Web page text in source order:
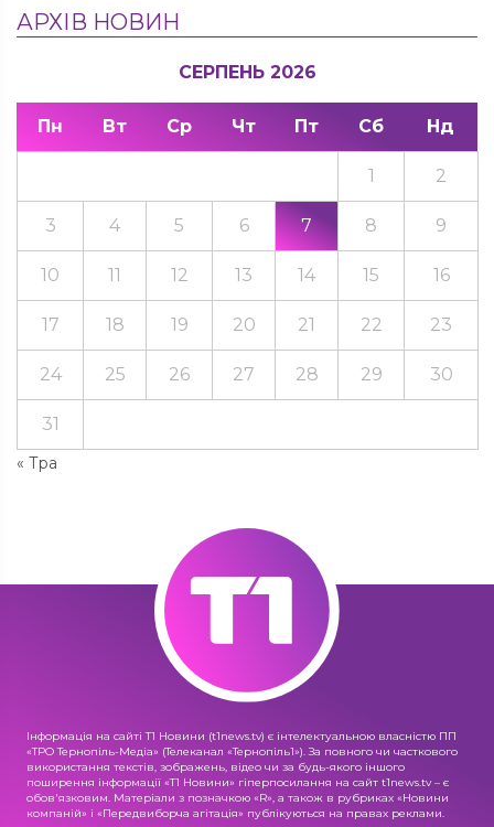
АРХІВ НОВИН
СЕРПЕНЬ 2026
Пн Вт Ср Чт Пт Сб Нд
« Тра
1 2
3 4 5 6 7 8 9
10 11 12 13 14 15 16
17 18 19 20 21 22 23
24 25 26 27 28 29 30
31
Інформація на сайті Т1 Новини (t1news.tv) є інтелектуальною власністю ПП
«ТРО Тернопіль-Медіа» (Телеканал «Тернопіль1»). За повного чи часткового
використання текстів, зображень, відео чи за будь-якого іншого
поширення інформації «Т1 Новини» гіперпосилання на сайт t1news.tv – є
обов'язковим. Матеріали з позначкою «R», а також в рубриках «Новини
компаній» і «Передвиборча агітація» публікуються на правах реклами.